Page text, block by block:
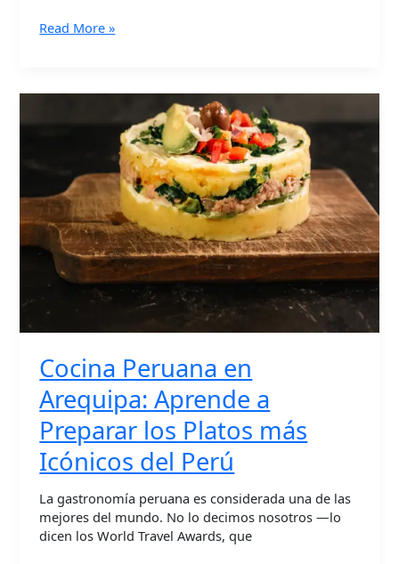
Read More »
Cocina Peruana en
Arequipa: Aprende a
Preparar los Platos más
Icónicos del Perú
La gastronomía peruana es considerada una de las
mejores del mundo. No lo decimos nosotros —lo
dicen los World Travel Awards, que
Aprende
a
Preparar
los
Platos
más
Icónicos
del